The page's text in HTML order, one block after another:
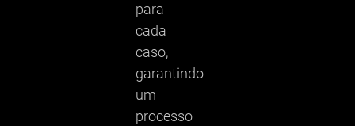
para
cada
caso,
garantindo
um
processo